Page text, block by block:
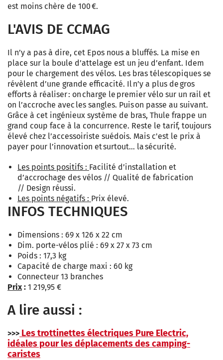
est moins chère de 100 €.
L'AVIS DE CCMAG
Il n’y a pas à dire, cet Epos nous a bluffés. La mise en
place sur la boule d’attelage est un jeu d’enfant. Idem
pour le chargement des vélos. Les bras télescopiques se
révèlent d’une grande efficacité. Il n’y a plus de gros
efforts à réaliser : on charge le premier vélo sur un rail et
on l’accroche avec les sangles. Puis on passe au suivant.
Grâce à cet ingénieux système de bras, Thule frappe un
grand coup face à la concurrence. Reste le tarif, toujours
élevé chez l’accessoiriste suédois. Mais c'est le prix à
payer pour l’innovation et surtout… la sécurité.
Les points positifs : Facilité d’installation et
d’accrochage des vélos // Qualité de fabrication
// Design réussi.
Les points négatifs : Prix élevé.
INFOS TECHNIQUES
Dimensions : 69 x 126 x 22 cm
Dim. porte-vélos plié : 69 x 27 x 73 cm
Poids : 17,3 kg
Capacité de charge maxi : 60 kg
Connecteur 13 branches
Prix : 1 219,95 €
A lire aussi :
>>> Les trottinettes électriques Pure Electric,
idéales pour les déplacements des camping-
caristes